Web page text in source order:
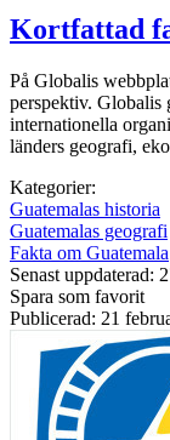
Kortfattad
På Globalis
perspektiv. Globalis
internationella
länders geografi,
Kategorier:
Guatemalas historia
Guatemalas geografi
Fakta om Guatemala
Senast uppdaterad:
Spara som favorit
Publicerad: 21